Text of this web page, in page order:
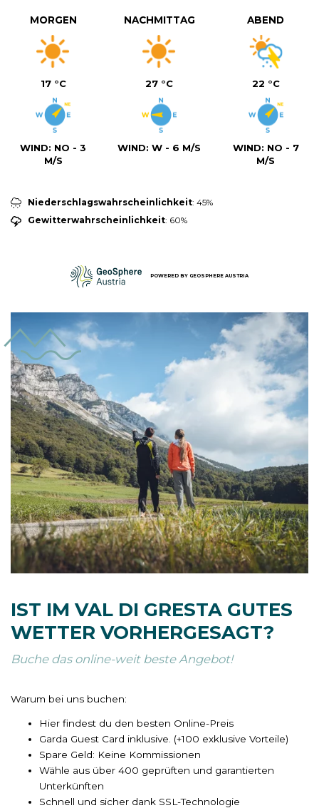
MORGEN
17 °C
WIND: NO - 3
M/S
NACHMITTAG
27 °C
WIND: W - 6 M/S
ABEND
22 °C
WIND: NO - 7
M/S
Niederschlagswahrscheinlichkeit: 45%
Gewitterwahrscheinlichkeit: 60%
POWERED BY GEOSPHERE AUSTRIA
IST IM VAL DI GRESTA GUTES
WETTER VORHERGESAGT?
Buche das online-weit beste Angebot!
Warum bei uns buchen:
Hier findest du den besten Online-Preis
Garda Guest Card inklusive. (+100 exklusive Vorteile)
Spare Geld: Keine Kommissionen
Wähle aus über 400 geprüften und garantierten
Unterkünften
Schnell und sicher dank SSL-Technologie